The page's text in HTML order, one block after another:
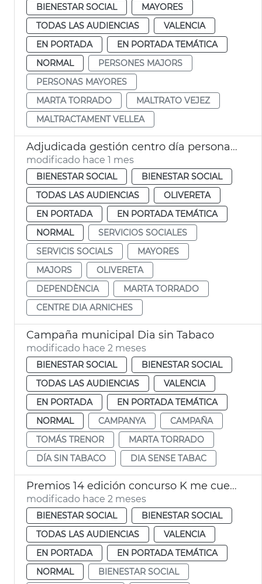
BIENESTAR SOCIAL
MAYORES
TODAS LAS AUDIENCIAS
VALENCIA
EN PORTADA
EN PORTADA TEMÁTICA
NORMAL
PERSONES MAJORS
PERSONAS MAYORES
MARTA TORRADO
MALTRATO VEJEZ
MALTRACTAMENT VELLEA
Adjudicada gestión centro día personas mayores dependientes Arniches València
modificado hace 1 mes
BIENESTAR SOCIAL
BIENESTAR SOCIAL
TODAS LAS AUDIENCIAS
OLIVERETA
EN PORTADA
EN PORTADA TEMÁTICA
NORMAL
SERVICIOS SOCIALES
SERVICIS SOCIALS
MAYORES
MAJORS
OLIVERETA
DEPENDÈNCIA
MARTA TORRADO
CENTRE DIA ARNICHES
Campaña municipal Dia sin Tabaco
modificado hace 2 meses
BIENESTAR SOCIAL
BIENESTAR SOCIAL
TODAS LAS AUDIENCIAS
VALENCIA
EN PORTADA
EN PORTADA TEMÁTICA
NORMAL
CAMPANYA
CAMPAÑA
TOMÁS TRENOR
MARTA TORRADO
DÍA SIN TABACO
DIA SENSE TABAC
Premios 14 edición concurso K me cuentas València
modificado hace 2 meses
BIENESTAR SOCIAL
BIENESTAR SOCIAL
TODAS LAS AUDIENCIAS
VALENCIA
EN PORTADA
EN PORTADA TEMÁTICA
NORMAL
BIENESTAR SOCIAL